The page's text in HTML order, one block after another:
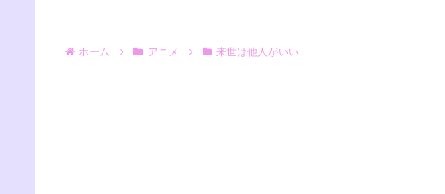
ホーム アニメ 来世は他人がいい